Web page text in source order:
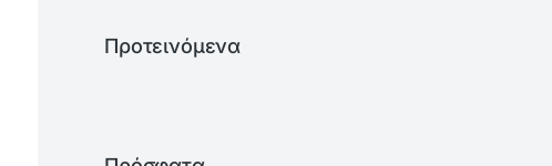
Προτεινόμενα